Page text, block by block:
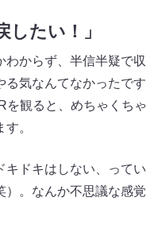
したい！」
わからず、半信半疑で収
る気なんてなかったです
を観ると、めちゃくちゃ
。
キドキはしない、ってい
）。なんか不思議な感覚